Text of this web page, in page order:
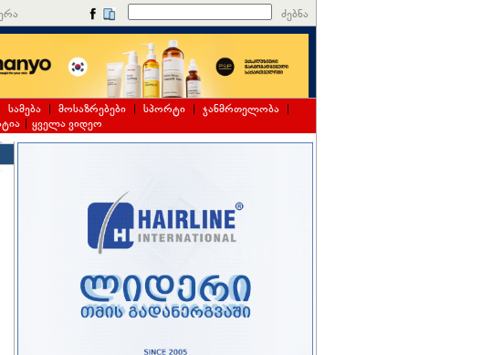
ძებნა
სამება | მოსაზრებები | სპორტი | ჯანმრთელობა |
| ყველა ვიდეო